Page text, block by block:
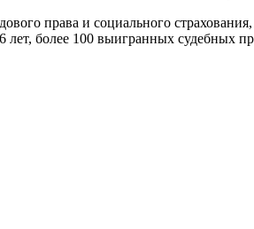
права и социального
более 100 выигранных судебных